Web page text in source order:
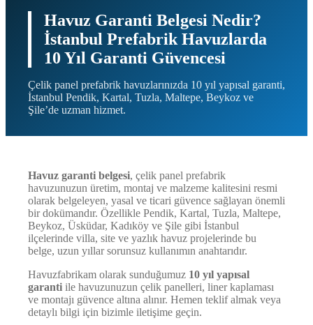
Havuz Garanti Belgesi Nedir?
İstanbul Prefabrik Havuzlarda
10 Yıl Garanti Güvencesi
Çelik panel prefabrik havuzlarınızda 10 yıl yapısal garanti,
İstanbul Pendik, Kartal, Tuzla, Maltepe, Beykoz ve
Şile’de uzman hizmet.
Havuz garanti belgesi, çelik panel prefabrik
havuzunuzun üretim, montaj ve malzeme kalitesini resmi
olarak belgeleyen, yasal ve ticari güvence sağlayan önemli
bir dokümandır. Özellikle Pendik, Kartal, Tuzla, Maltepe,
Beykoz, Üsküdar, Kadıköy ve Şile gibi İstanbul
ilçelerinde villa, site ve yazlık havuz projelerinde bu
belge, uzun yıllar sorunsuz kullanımın anahtarıdır.
Havuzfabrikam olarak sunduğumuz 10 yıl yapısal
garanti ile havuzunuzun çelik panelleri, liner kaplaması
ve montajı güvence altına alınır. Hemen teklif almak veya
detaylı bilgi için bizimle iletişime geçin.